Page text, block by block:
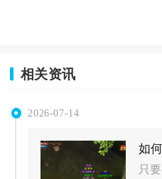
相关资讯
2026-07-14